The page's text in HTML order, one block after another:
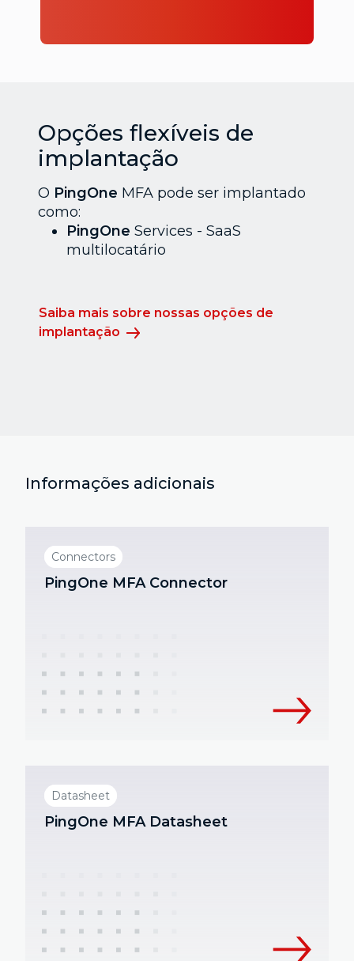
Opções flexíveis de
implantação
O PingOne MFA pode ser implantado
como:
PingOne Services - SaaS
multilocatário
Saiba mais sobre nossas opções de
implantação
Informações adicionais
Connectors
PingOne MFA Connector
Datasheet
PingOne MFA Datasheet